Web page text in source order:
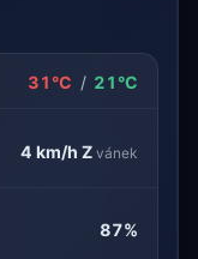
31°C / 21°C
4 km/h Z vánek
87%